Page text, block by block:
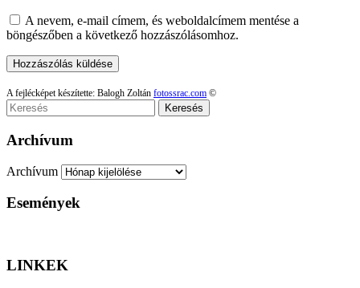
A nevem, e-mail címem, és weboldalcímem mentése a
böngészőben a következő hozzászólásomhoz.
A fejlécképet készítette: Balogh Zoltán fotossrac.com ©
Keresés
Archívum
Archívum
Események
LINKEK